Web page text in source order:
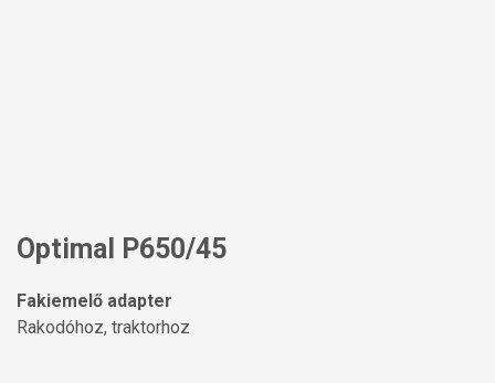
Optimal P650/45
Fakiemelő adapter
Rakodóhoz, traktorhoz